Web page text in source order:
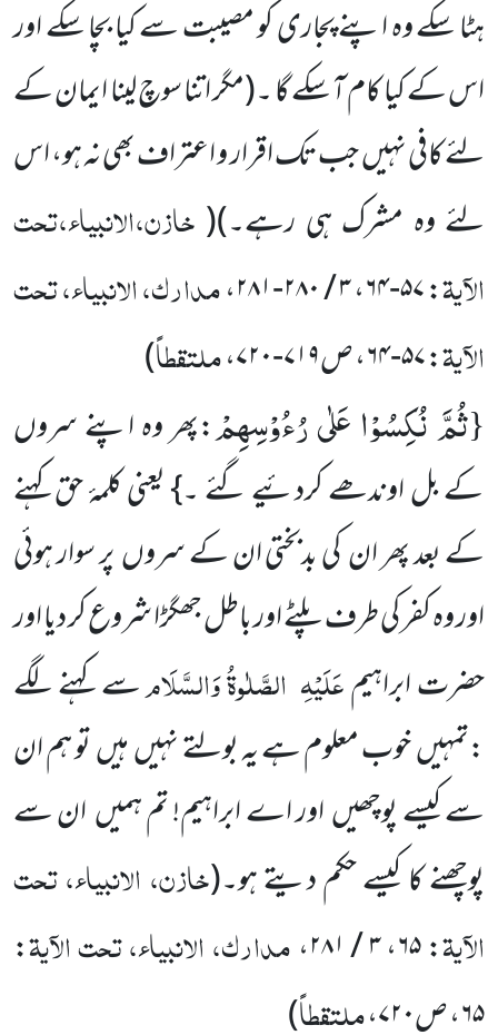
ہٹا سکے وہ اپنے پجاری کو مصیبت سے کیا بچا سکے اور
اس کے کیا کام آ سکے گا ۔(مگر اتنا سوچ لینا ایمان کے
لئے کافی نہیں جب تک اقرار و اعتراف بھی نہ ہو، اس
لئے وہ مشرک ہی رہے۔)( خازن،الانبیاء،تحت
الآیۃ:۵۷-۶۴ ،۳ / ۲۸۰-۲۸۱ ،مدارک، الانبیاء، تحت
الآیۃ:۵۷-۶۴ ، ص۷۱۹-۷۲۰ ،ملتقطاً)
{ثُمَّ نُكِسُوْا عَلٰى رُءُوْسِهِمْ:پھر وہ اپنے سروں
کے بل اوندھے کردئیے گئے ۔} یعنی کلمۂ حق کہنے
کے بعد پھر انکی بدبختی ان کے سروں پر سوار ہوئی
اور وہ کفر کی طرف پلٹے اور باطل جھگڑا شروع کر دیا اور
حضرت ابراہیمعَلَیْہِ الصَّلٰوۃُ وَالسَّلَامسے کہنے لگے
:تمہیں خوب معلوم ہے یہ بولتے نہیں ہیں تو ہم ان
سے کیسے پوچھیں اور اے ابراہیم! تم ہمیں ان سے
پوچھنے کا کیسے حکم دیتے ہو۔(خازن، الانبیاء، تحت
الآیۃ:۶۵،۳ / ۲۸۱ ،مدارک، الانبیاء، تحت الآیۃ:
۶۵، ص۷۲۰،ملتقطاً)